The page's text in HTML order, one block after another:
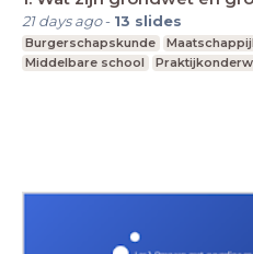
21 days ago- 13 slides
Burgerschapskunde
Middelbare school